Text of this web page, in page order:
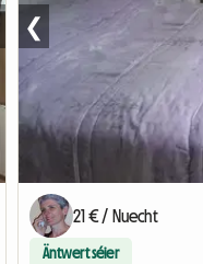
❮
21 € / Nuecht
Äntwert séier